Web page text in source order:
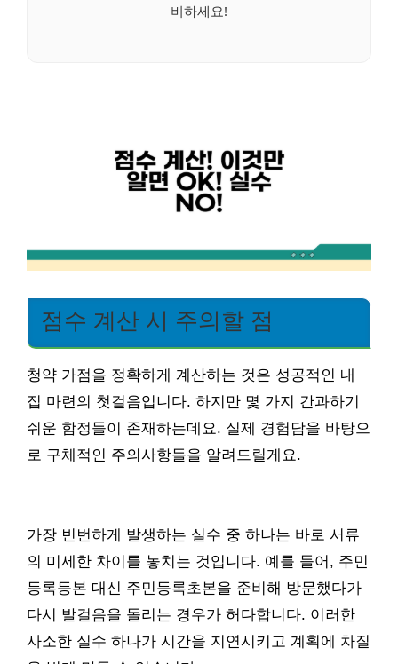
비하세요!
점수 계산 시 주의할 점
청약 가점을 정확하게 계산하는 것은 성공적인 내
집 마련의 첫걸음입니다. 하지만 몇 가지 간과하기
쉬운 함정들이 존재하는데요. 실제 경험담을 바탕으
로 구체적인 주의사항들을 알려드릴게요.
가장 빈번하게 발생하는 실수 중 하나는 바로 서류
의 미세한 차이를 놓치는 것입니다. 예를 들어, 주민
등록등본 대신 주민등록초본을 준비해 방문했다가
다시 발걸음을 돌리는 경우가 허다합니다. 이러한
사소한 실수 하나가 시간을 지연시키고 계획에 차질